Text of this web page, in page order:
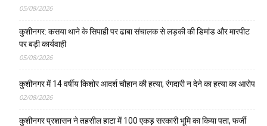
05/08/2026
कुशीनगर: कसया थाने के सिपाही पर ढाबा संचालक से लड़की की डिमांड और मारपीट
पर बड़ी कार्यवाही
05/08/2026
कुशीनगर में 14 वर्षीय किशोर आदर्श चौहान की हत्या, रंगदारी न देने का हत्या का आरोप
02/08/2026
कुशीनगर प्रशासन ने तहसील हाटा में 100 एकड़ सरकारी भूमि का किया पता, फर्जी